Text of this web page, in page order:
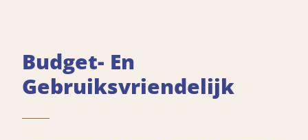
Budget- En
Gebruiksvriendelijk